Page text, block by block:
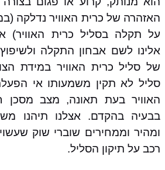
האזהרה של כרית האוויר נדלקה
על תקלה בסליל כרית האוויר)
אלינו לשם אבחון התקלה
של סליל כרית האוויר במידת
סליל לא תקין משמעותו אי
האוויר בעת תאונה, מצב מסכן
בבעיה בהקדם. אצלנו תיהנו
ומהיר וממחירים שוברי שוק
רכב על תיקון הסליל.